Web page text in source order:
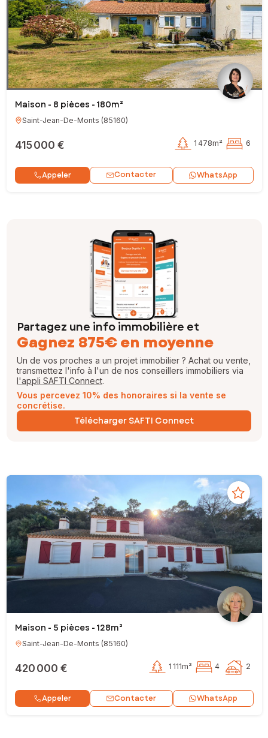
Maison - 8 pièces - 180m²
Saint-Jean-De-Monts (85160)
415 000 € 1 478m² 6
Appeler Contacter WhatsApp
Partagez une info immobilière et
Gagnez 875€ en moyenne
Un de vos proches a un projet immobilier ? Achat ou vente,
transmettez l'info à l'un de nos conseillers immobiliers via
l'appli SAFTI Connect.
Vous percevez 10% des honoraires si la vente se
concrétise.
Télécharger SAFTI Connect
Maison - 5 pièces - 128m²
Saint-Jean-De-Monts (85160)
420 000 € 1 111m² 4 2
Appeler Contacter WhatsApp